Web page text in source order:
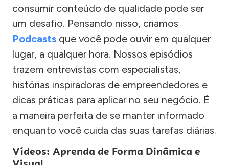
consumir conteúdo de qualidade pode ser
um desafio. Pensando nisso, criamos
Podcasts que você pode ouvir em qualquer
lugar, a qualquer hora. Nossos episódios
trazem entrevistas com especialistas,
histórias inspiradoras de empreendedores e
dicas práticas para aplicar no seu negócio. É
a maneira perfeita de se manter informado
enquanto você cuida das suas tarefas diárias.
Vídeos: Aprenda de Forma Dinâmica e